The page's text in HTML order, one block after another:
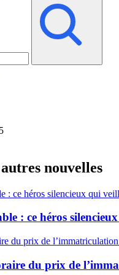
nouvelles
: ce héros
du prix de